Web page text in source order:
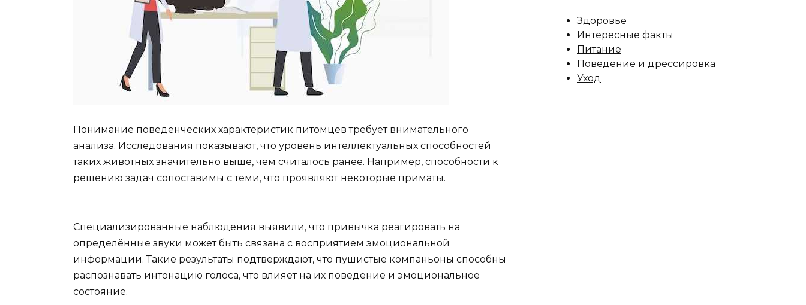
Понимание поведенческих характеристик питомцев требует внимательного
анализа. Исследования показывают, что уровень интеллектуальных способностей
таких животных значительно выше, чем считалось ранее. Например, способности к
решению задач сопоставимы с теми, что проявляют некоторые приматы.
Специализированные наблюдения выявили, что привычка реагировать на
определённые звуки может быть связана с восприятием эмоциональной
информации. Такие результаты подтверждают, что пушистые компаньоны способны
распознавать интонацию голоса, что влияет на их поведение и эмоциональное
состояние.
Здоровье
Интересные факты
Питание
Поведение и дрессировка
Уход